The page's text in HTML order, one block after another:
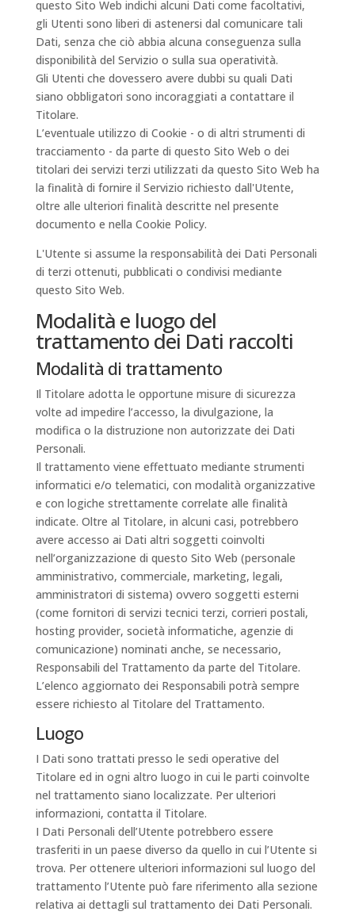
questo Sito Web indichi alcuni Dati come facoltativi,
gli Utenti sono liberi di astenersi dal comunicare tali
Dati, senza che ciò abbia alcuna conseguenza sulla
disponibilità del Servizio o sulla sua operatività.
Gli Utenti che dovessero avere dubbi su quali Dati
siano obbligatori sono incoraggiati a contattare il
Titolare.
L’eventuale utilizzo di Cookie - o di altri strumenti di
tracciamento - da parte di questo Sito Web o dei
titolari dei servizi terzi utilizzati da questo Sito Web ha
la finalità di fornire il Servizio richiesto dall'Utente,
oltre alle ulteriori finalità descritte nel presente
documento e nella Cookie Policy.
L'Utente si assume la responsabilità dei Dati Personali
di terzi ottenuti, pubblicati o condivisi mediante
questo Sito Web.
Modalità e luogo del
trattamento dei Dati raccolti
Modalità di trattamento
Il Titolare adotta le opportune misure di sicurezza
volte ad impedire l’accesso, la divulgazione, la
modifica o la distruzione non autorizzate dei Dati
Personali.
Il trattamento viene effettuato mediante strumenti
informatici e/o telematici, con modalità organizzative
e con logiche strettamente correlate alle finalità
indicate. Oltre al Titolare, in alcuni casi, potrebbero
avere accesso ai Dati altri soggetti coinvolti
nell’organizzazione di questo Sito Web (personale
amministrativo, commerciale, marketing, legali,
amministratori di sistema) ovvero soggetti esterni
(come fornitori di servizi tecnici terzi, corrieri postali,
hosting provider, società informatiche, agenzie di
comunicazione) nominati anche, se necessario,
Responsabili del Trattamento da parte del Titolare.
L’elenco aggiornato dei Responsabili potrà sempre
essere richiesto al Titolare del Trattamento.
Luogo
I Dati sono trattati presso le sedi operative del
Titolare ed in ogni altro luogo in cui le parti coinvolte
nel trattamento siano localizzate. Per ulteriori
informazioni, contatta il Titolare.
I Dati Personali dell’Utente potrebbero essere
trasferiti in un paese diverso da quello in cui l’Utente si
trova. Per ottenere ulteriori informazioni sul luogo del
trattamento l’Utente può fare riferimento alla sezione
relativa ai dettagli sul trattamento dei Dati Personali.